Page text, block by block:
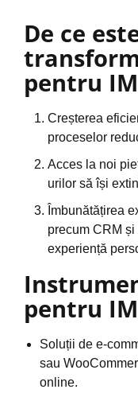
De ce
pentru
Creșterea
proceselor
Acces la noi
urilor să își
Îmbunătățirea
precum CRM
experiență
pentru
Soluții de e-
sau
online.